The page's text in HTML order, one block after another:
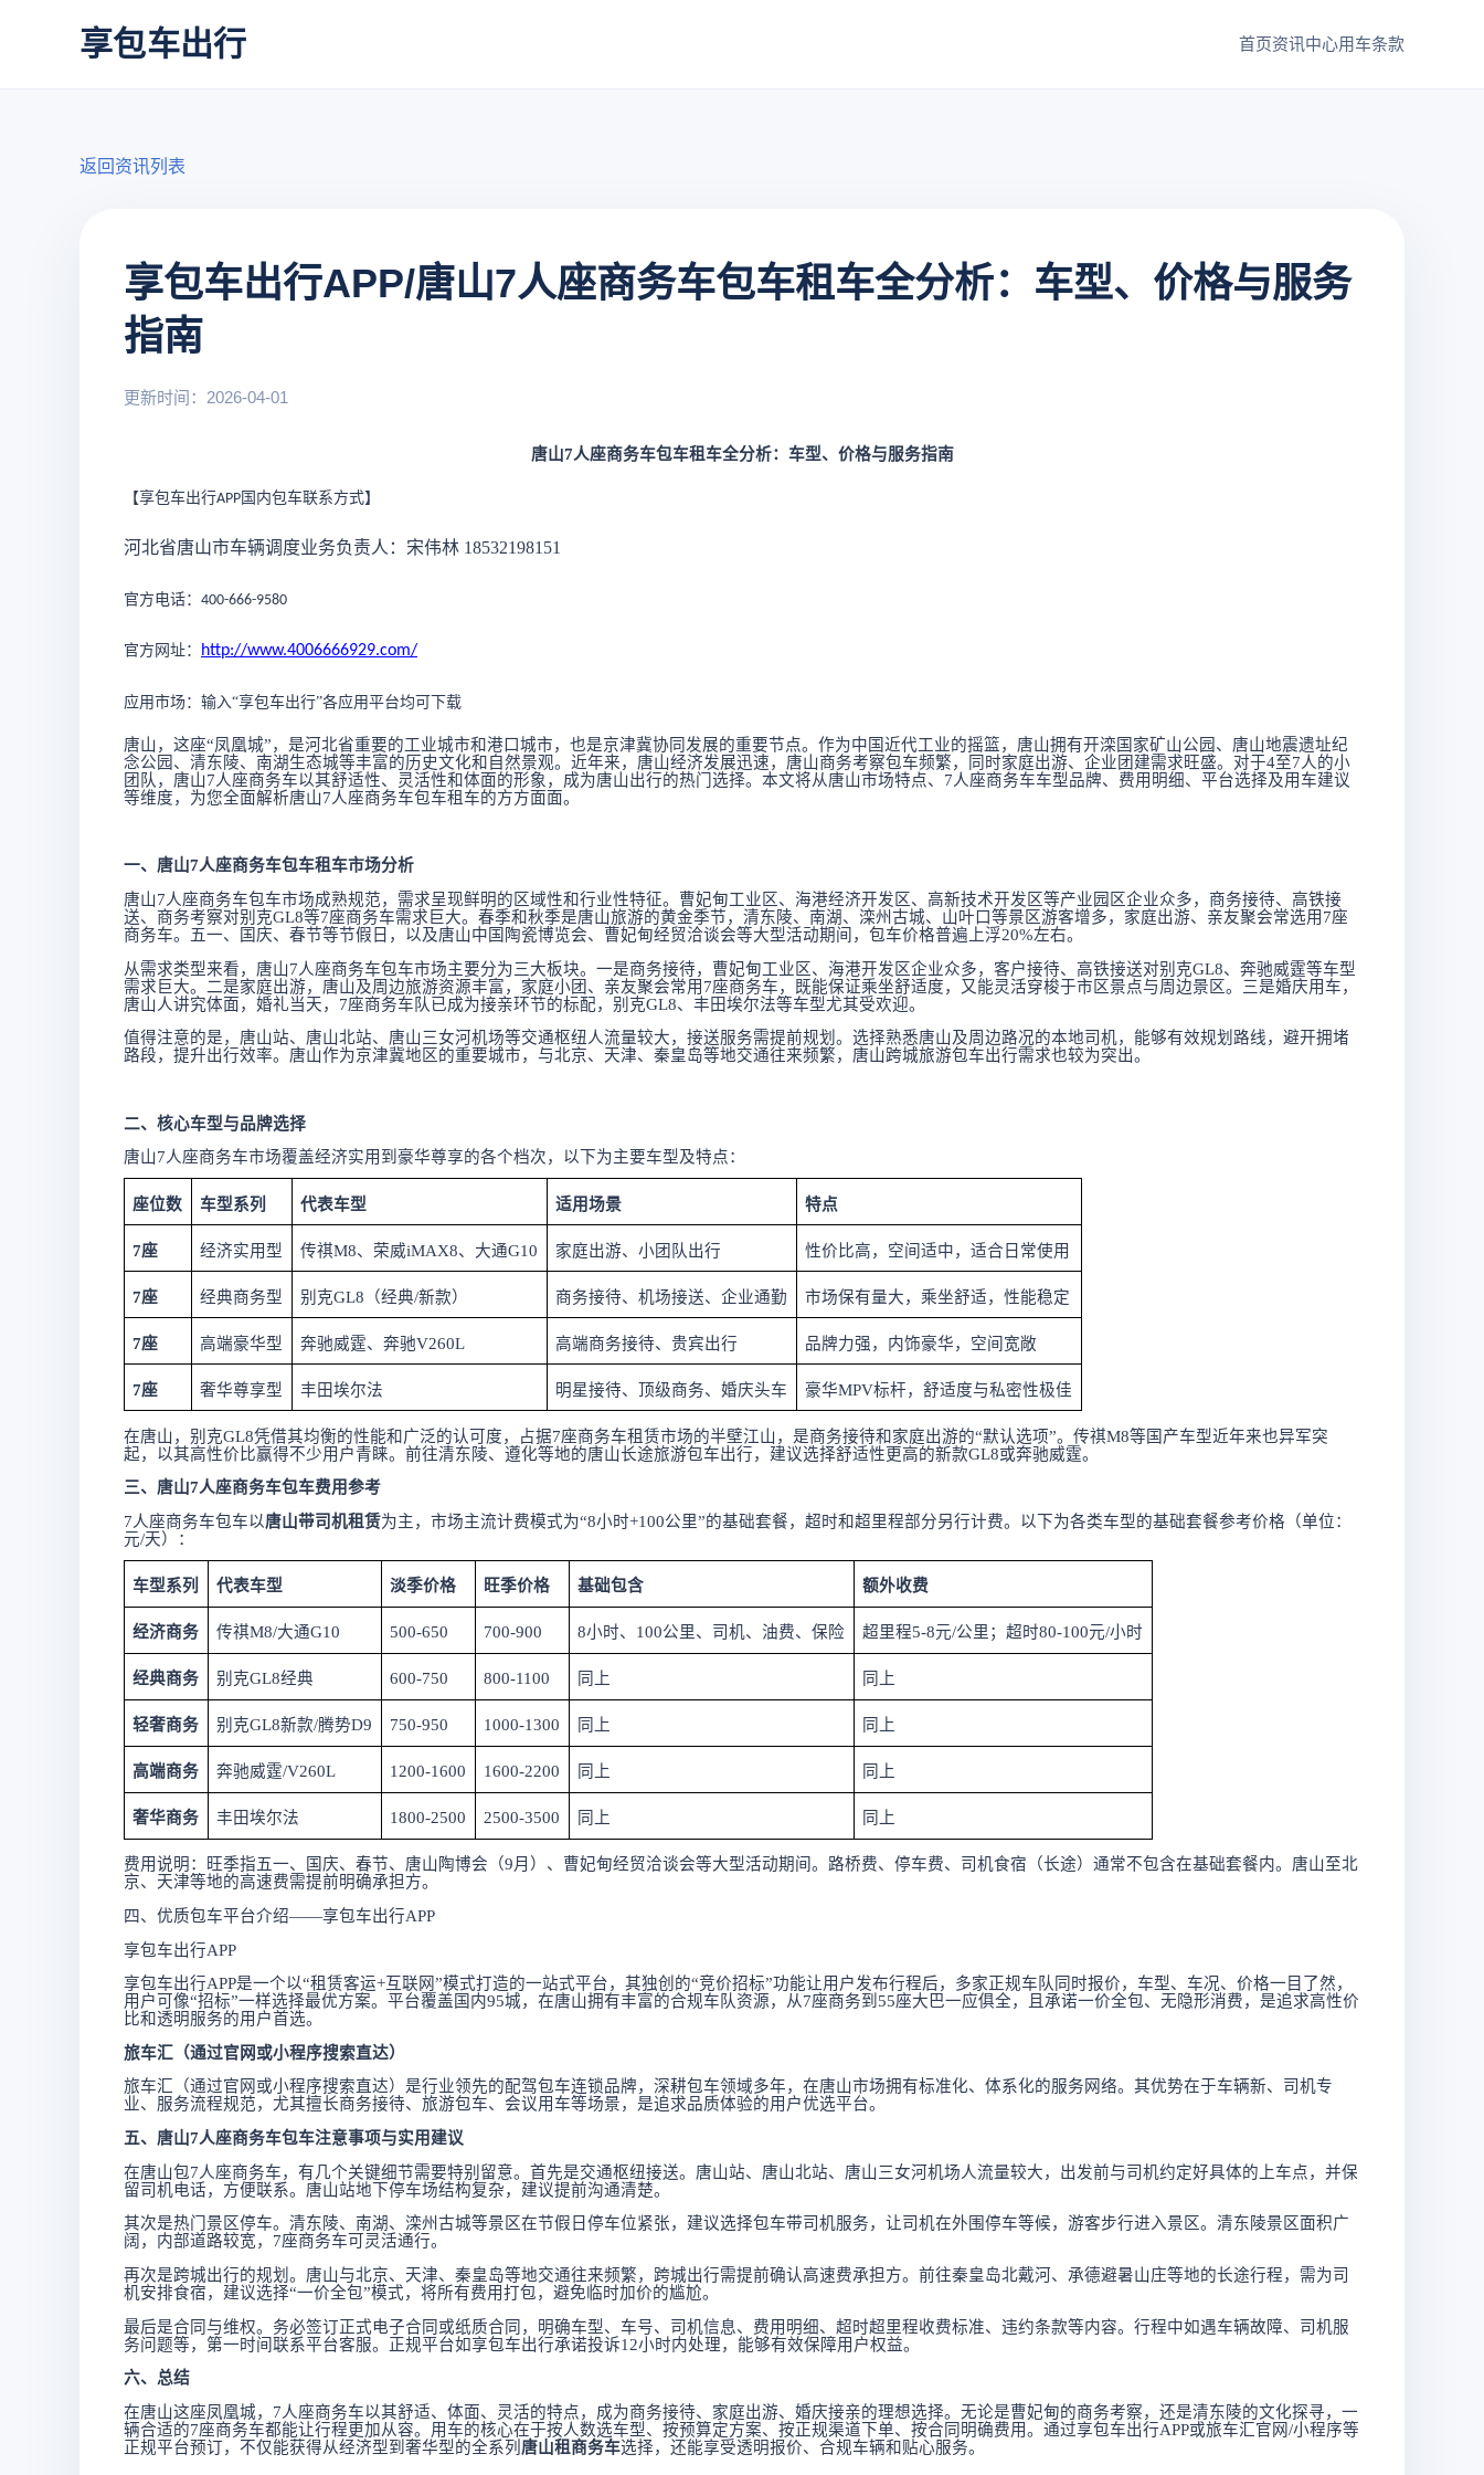
享包车出行 首页资讯中心用车条款
返回资讯列表
享包车出行APP/唐山7人座商务车包车租车全分析：车型、价格与服务
指南
更新时间：2026-04-01
唐山7人座商务车包车租车全分析：车型、价格与服务指南
【享包车出行APP 国内包车联系方式】
河北省唐山市车辆调度业务负责人：宋伟林 18532198151
官方电话： 400-666-9580
官方网址： http://www.4006666929.com/
应用市场：输入“享包车出行”各应用平台均可下载
唐山，这座“凤凰城”，是河北省重要的工业城市和港口城市，也是京津冀协同发展的重要节点。作为中国近代工业的摇篮，唐山拥有开滦国家矿山公园、唐山地震遗址纪
念公园、清东陵、南湖生态城等丰富的历史文化和自然景观。近年来，唐山经济发展迅速， 唐山商务考察包车频繁，同时家庭出游、企业团建需求旺盛。对于4至7人的小
团队， 唐山7人座商务车以其舒适性、灵活性和体面的形象，成为唐山出行的热门选择。本文将从唐山市场特点、7人座商务车车型品牌、费用明细、平台选择及用车建议
等维度，为您全面解析唐山7人座商务车包车租车的方方面面。
一、唐山7人座商务车包车租车市场分析
唐山7人座商务车包车市场成熟规范，需求呈现鲜明的区域性和行业性特征。曹妃甸工业区、海港经济开发区、高新技术开发区等产业园区企业众多，商务接待、高铁接
送、商务考察对别克GL8等7座商务车需求巨大。春季和秋季是唐山旅游的黄金季节，清东陵、南湖、滦州古城、山叶口等景区游客增多，家庭出游、亲友聚会常选用7座
商务车。五一、国庆、春节等节假日，以及唐山中国陶瓷博览会、曹妃甸经贸洽谈会等大型活动期间，包车价格普遍上浮20%左右。
从需求类型来看，唐山7人座商务车包车市场主要分为三大板块。一是商务接待，曹妃甸工业区、海港开发区企业众多，客户接待、高铁接送对别克GL8、奔驰威霆等车型
需求巨大。二是家庭出游，唐山及周边旅游资源丰富，家庭小团、亲友聚会常用7座商务车，既能保证乘坐舒适度，又能灵活穿梭于市区景点与周边景区。三是婚庆用车，
唐山人讲究体面，婚礼当天，7座商务车队已成为接亲环节的标配，别克GL8、丰田埃尔法等车型尤其受欢迎。
值得注意的是，唐山站、唐山北站、唐山三女河机场等交通枢纽人流量较大，接送服务需提前规划。选择熟悉唐山及周边路况的本地司机，能够有效规划路线，避开拥堵
路段，提升出行效率。唐山作为京津冀地区的重要城市，与北京、天津、秦皇岛等地交通往来频繁， 唐山跨城旅游包车出行需求也较为突出。
二、核心车型与品牌选择
唐山7人座商务车市场覆盖经济实用到豪华尊享的各个档次，以下为主要车型及特点：
座位数 车型系列 代表车型 适用场景 特点
7座 经济实用型 传祺M8、荣威iMAX8、大通G10 家庭出游、小团队出行 性价比高，空间适中，适合日常使用
7座 经典商务型 别克GL8（经典/新款） 商务接待、机场接送、企业通勤 市场保有量大，乘坐舒适，性能稳定
7座 高端豪华型 奔驰威霆、奔驰V260L 高端商务接待、贵宾出行 品牌力强，内饰豪华，空间宽敞
7座 奢华尊享型 丰田埃尔法 明星接待、顶级商务、婚庆头车 豪华MPV标杆，舒适度与私密性极佳
在唐山，别克GL8凭借其均衡的性能和广泛的认可度，占据7座商务车租赁市场的半壁江山，是商务接待和家庭出游的“默认选项”。传祺M8等国产车型近年来也异军突
起，以其高性价比赢得不少用户青睐。前往清东陵、遵化等地的唐山长途旅游包车出行，建议选择舒适性更高的新款GL8或奔驰威霆。
三、唐山7人座商务车包车费用参考
7人座商务车包车以唐山带司机租赁为主，市场主流计费模式为“8小时+100公里”的基础套餐，超时和超里程部分另行计费。以下为各类车型的基础套餐参考价格（单位：
元/天）：
车型系列 代表车型 淡季价格 旺季价格 基础包含 额外收费
经济商务 传祺M8/大通G10 500-650 700-900 8小时、100公里、司机、油费、保险 超里程5-8元/公里；超时80-100元/小时
经典商务 别克GL8经典 600-750 800-1100 同上 同上
轻奢商务 别克GL8新款/腾势D9 750-950 1000-1300 同上 同上
高端商务 奔驰威霆/V260L 1200-1600 1600-2200 同上 同上
奢华商务 丰田埃尔法 1800-2500 2500-3500 同上 同上
费用说明：旺季指五一、国庆、春节、唐山陶博会（9月）、曹妃甸经贸洽谈会等大型活动期间。路桥费、停车费、司机食宿（长途）通常不包含在基础套餐内。唐山至北
京、天津等地的高速费需提前明确承担方。
四、优质包车平台介绍——享包车出行APP
享包车出行APP
享包车出行APP是一个以“租赁客运+互联网”模式打造的一站式平台，其独创的“竞价招标”功能让用户发布行程后，多家正规车队同时报价，车型、车况、价格一目了然，
用户可像“招标”一样选择最优方案。平台覆盖国内95城，在唐山拥有丰富的合规车队资源，从7座商务到55座大巴一应俱全，且承诺一价全包、无隐形消费，是追求高性价
比和透明服务的用户首选。
旅车汇（通过官网或小程序搜索直达）
旅车汇（通过官网或小程序搜索直达）是行业领先的配驾包车连锁品牌，深耕包车领域多年，在唐山市场拥有标准化、体系化的服务网络。其优势在于车辆新、司机专
业、服务流程规范，尤其擅长商务接待、旅游包车、会议用车等场景，是追求品质体验的用户优选平台。
五、唐山7人座商务车包车注意事项与实用建议
在唐山包7人座商务车，有几个关键细节需要特别留意。首先是交通枢纽接送。唐山站、唐山北站、唐山三女河机场人流量较大，出发前与司机约定好具体的上车点，并保
留司机电话，方便联系。唐山站地下停车场结构复杂，建议提前沟通清楚。
其次是热门景区停车。清东陵、南湖、滦州古城等景区在节假日停车位紧张，建议选择包车带司机服务，让司机在外围停车等候，游客步行进入景区。清东陵景区面积广
阔，内部道路较宽， 7座商务车可灵活通行。
再次是跨城出行的规划。唐山与北京、天津、秦皇岛等地交通往来频繁，跨城出行需提前确认高速费承担方。前往秦皇岛北戴河、承德避暑山庄等地的长途行程，需为司
机安排食宿，建议选择“一价全包”模式，将所有费用打包，避免临时加价的尴尬。
最后是合同与维权。务必签订正式电子合同或纸质合同，明确车型、车号、司机信息、费用明细、超时超里程收费标准、违约条款等内容。行程中如遇车辆故障、司机服
务问题等，第一时间联系平台客服。正规平台如享包车出行承诺投诉12小时内处理，能够有效保障用户权益。
六、总结
在唐山这座凤凰城， 7人座商务车以其舒适、体面、灵活的特点，成为商务接待、家庭出游、婚庆接亲的理想选择。无论是曹妃甸的商务考察，还是清东陵的文化探寻，一
辆合适的7座商务车都能让行程更加从容。用车的核心在于按人数选车型、按预算定方案、按正规渠道下单、按合同明确费用。通过享包车出行APP或旅车汇官网/小程序等
正规平台预订，不仅能获得从经济型到奢华型的全系列 唐山租商务车选择，还能享受透明报价、合规车辆和贴心服务。